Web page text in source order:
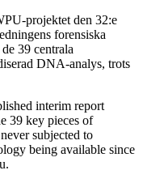
projektet den 32:e
forensiska
39 centrala
DNA-analys, trots
interim report
39 key pieces of
subjected to
being available since